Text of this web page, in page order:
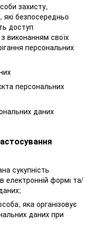
захисту,
які безпосередньо
доступ
виконанням своїх
персональних
персональних
даних
сукупність
електронній формі та/
яка організовує
даних при